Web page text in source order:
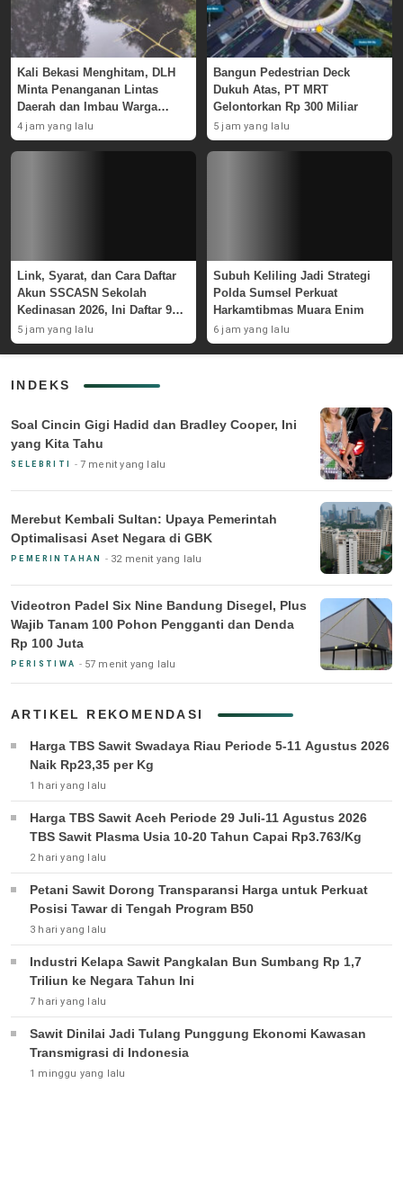
Kali Bekasi Menghitam, DLH
Minta Penanganan Lintas
Daerah dan Imbau Warga
Waspada
4 jam yang lalu
Bangun Pedestrian Deck
Dukuh Atas, PT MRT
Gelontorkan Rp 300 Miliar
5 jam yang lalu
Link, Syarat, dan Cara Daftar
Akun SSCASN Sekolah
Kedinasan 2026, Ini Daftar 9
Instansinya
5 jam yang lalu
Subuh Keliling Jadi Strategi
Polda Sumsel Perkuat
Harkamtibmas Muara Enim
6 jam yang lalu
INDEKS
Soal Cincin Gigi Hadid dan Bradley Cooper, Ini
yang Kita Tahu
SELEBRITI 7 menit yang lalu
Merebut Kembali Sultan: Upaya Pemerintah
Optimalisasi Aset Negara di GBK
PEMERINTAHAN 32 menit yang lalu
Videotron Padel Six Nine Bandung Disegel, Plus
Wajib Tanam 100 Pohon Pengganti dan Denda
Rp 100 Juta
PERISTIWA 57 menit yang lalu
ARTIKEL REKOMENDASI
Harga TBS Sawit Swadaya Riau Periode 5-11 Agustus 2026
Naik Rp23,35 per Kg
1 hari yang lalu
Harga TBS Sawit Aceh Periode 29 Juli-11 Agustus 2026
TBS Sawit Plasma Usia 10-20 Tahun Capai Rp3.763/Kg
2 hari yang lalu
Petani Sawit Dorong Transparansi Harga untuk Perkuat
Posisi Tawar di Tengah Program B50
3 hari yang lalu
Industri Kelapa Sawit Pangkalan Bun Sumbang Rp 1,7
Triliun ke Negara Tahun Ini
7 hari yang lalu
Sawit Dinilai Jadi Tulang Punggung Ekonomi Kawasan
Transmigrasi di Indonesia
1 minggu yang lalu